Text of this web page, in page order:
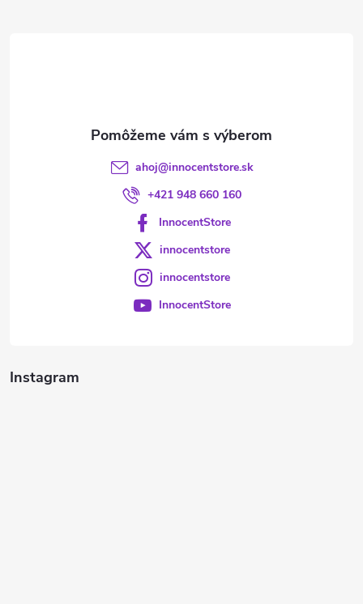
Instagram
ahoj@innocentstore.sk
+421 948 660 160
InnocentStore
innocentstore
innocentstore
InnocentStore